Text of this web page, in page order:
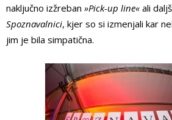
naključno izžreban »Pick-up line« ali
Spoznavalnici, kjer so si izmenjali kar
jim je bila simpatična.